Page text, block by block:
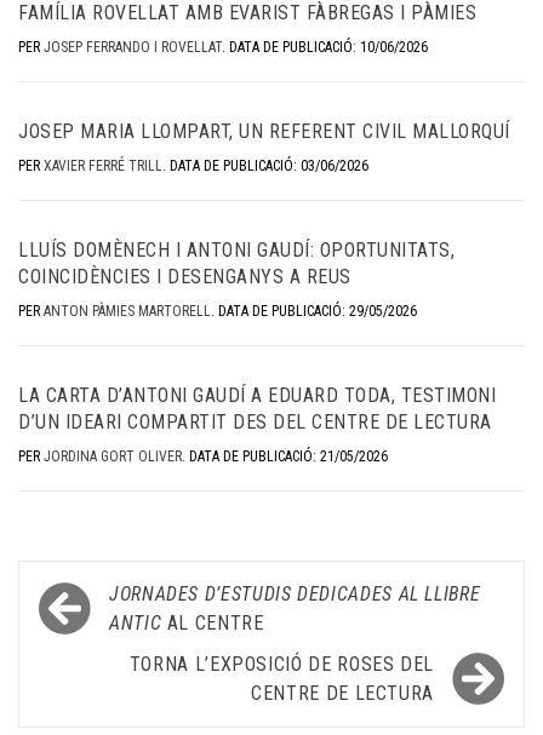
FAMÍLIA ROVELLAT AMB EVARIST FÀBREGAS I PÀMIES
PER JOSEP FERRANDO I ROVELLAT. DATA DE PUBLICACIÓ: 10/06/2026
JOSEP MARIA LLOMPART, UN REFERENT CIVIL MALLORQUÍ
PER XAVIER FERRÉ TRILL. DATA DE PUBLICACIÓ: 03/06/2026
LLUÍS DOMÈNECH I ANTONI GAUDÍ: OPORTUNITATS,
COINCIDÈNCIES I DESENGANYS A REUS
PER ANTON PÀMIES MARTORELL. DATA DE PUBLICACIÓ: 29/05/2026
LA CARTA D’ANTONI GAUDÍ A EDUARD TODA, TESTIMONI
D’UN IDEARI COMPARTIT DES DEL CENTRE DE LECTURA
PER JORDINA GORT OLIVER. DATA DE PUBLICACIÓ: 21/05/2026
Navegació
d'entrades
JORNADES D’ESTUDIS DEDICADES AL LLIBRE
ANTIC AL CENTRE
TORNA L’EXPOSICIÓ DE ROSES DEL
CENTRE DE LECTURA